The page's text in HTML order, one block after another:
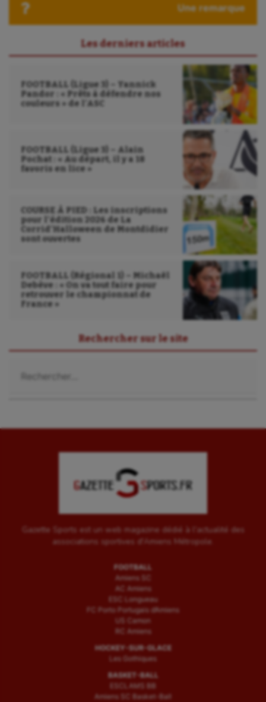
UNSS
Voile
Water-polo
Une remarque
Les derniers articles
FOOTBALL (Ligue 3) – Yannick
Pandor : « Prêts à défendre nos
couleurs » de l’ASC
FOOTBALL (Ligue 3) – Alain
Pochat : « Au départ, il y a 18
favoris en lice »
COURSE À PIED : Les inscriptions
pour l’édition 2026 de La
Corrid’Halloween de Montdidier
sont ouvertes
FOOTBALL (Régional 1) – Michaël
Debève : « On va tout faire pour
retrouver le championnat de
France »
Rechercher sur le site
Gazette Sports est un web magazine dédié à l'actualité des
associations sportives d'Amiens Métropole.
FOOTBALL
Amiens SC
AC Amiens
ESC Longueau
FC Porto Portugais d’Amiens
US Camon
RC Amiens
HOCKEY-SUR-GLACE
Les Gothiques
BASKET-BALL
ESCLAMS BB
Amiens SC Basket-Ball